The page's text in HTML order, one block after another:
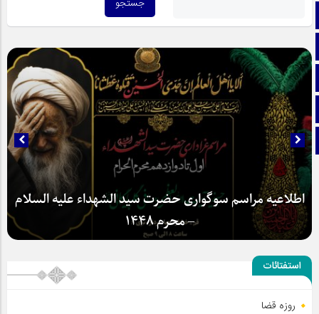
ایتا
آپارات
اینستاگرام
تلگرام
اطلاعیه مراسم سوگواری حضرت سید الشهداء علیه السلام
– محرم 1448
استفتائات
روزه قضا